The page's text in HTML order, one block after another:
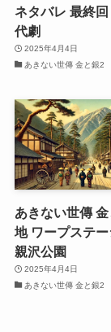
ネタバレ 最終
代劇
2025年4月4日
あきない世傳 金と銀2
あきない世傳
地 ワープステ
親沢公園
2025年4月4日
あきない世傳 金と銀2